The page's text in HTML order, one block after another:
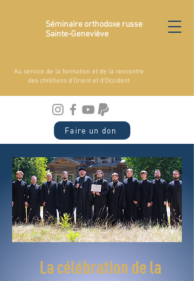
Séminaire orthodoxe russe
Sainte-Geneviève
Au service de la formation et de la rencontre
des chrétiens d'Orient et d'Occident
Faire un don
La célébration de la